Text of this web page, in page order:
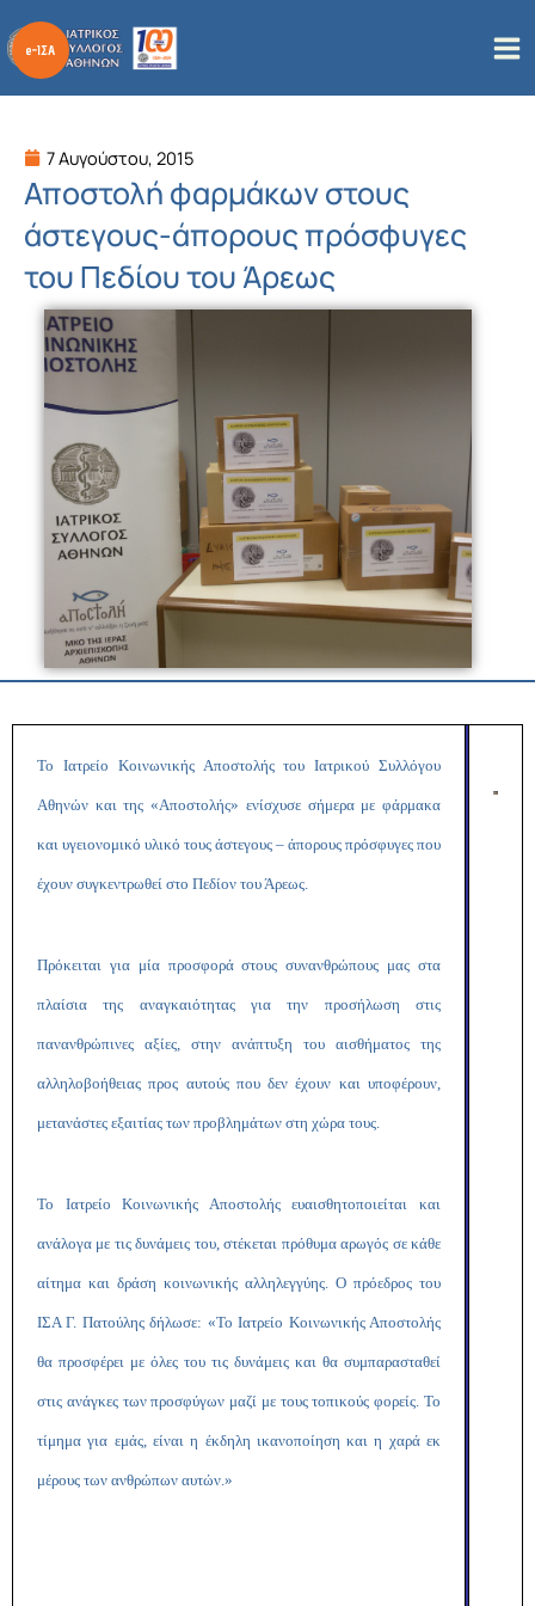
στο
περιεχόμενο
7 Αυγούστου, 2015
Αποστολή φαρμάκων στους
άστεγους-άπορους πρόσφυγες
του Πεδίου του Άρεως
Το Ιατρείο Κοινωνικής Αποστολής του Ιατρικού Συλλόγου
Αθηνών και της «Αποστολής» ενίσχυσε σήμερα με φάρμακα
και υγειονομικό υλικό τους άστεγους – άπορους πρόσφυγες που
έχουν συγκεντρωθεί στο Πεδίον του Άρεως.
Πρόκειται για μία προσφορά στους συνανθρώπους μας στα
πλαίσια της αναγκαιότητας για την προσήλωση στις
πανανθρώπινες αξίες, στην ανάπτυξη του αισθήματος της
αλληλοβοήθειας προς αυτούς που δεν έχουν και υποφέρουν,
μετανάστες εξαιτίας των προβλημάτων στη χώρα τους.
Το Ιατρείο Κοινωνικής Αποστολής ευαισθητοποιείται και
ανάλογα με τις δυνάμεις του, στέκεται πρόθυμα αρωγός σε κάθε
αίτημα και δράση κοινωνικής αλληλεγγύης. Ο πρόεδρος του
ΙΣΑ Γ. Πατούλης δήλωσε: «Το Ιατρείο Κοινωνικής Αποστολής
θα προσφέρει με όλες του τις δυνάμεις και θα συμπαρασταθεί
στις ανάγκες των προσφύγων μαζί με τους τοπικούς φορείς. Το
τίμημα για εμάς, είναι η έκδηλη ικανοποίηση και η χαρά εκ
μέρους των ανθρώπων αυτών.»